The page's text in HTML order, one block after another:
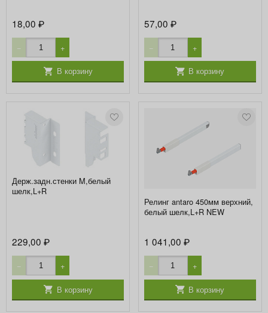
18,00₽
− +
В корзину
57,00 ₽
− +
В корзину
Держ.задн.стенки M,белый
шелк,L+R
229,00₽
− +
В корзину
Релинг antaro 450мм верхний,
белый шелк,L+R NEW
1 041,00 ₽
− +
В корзину